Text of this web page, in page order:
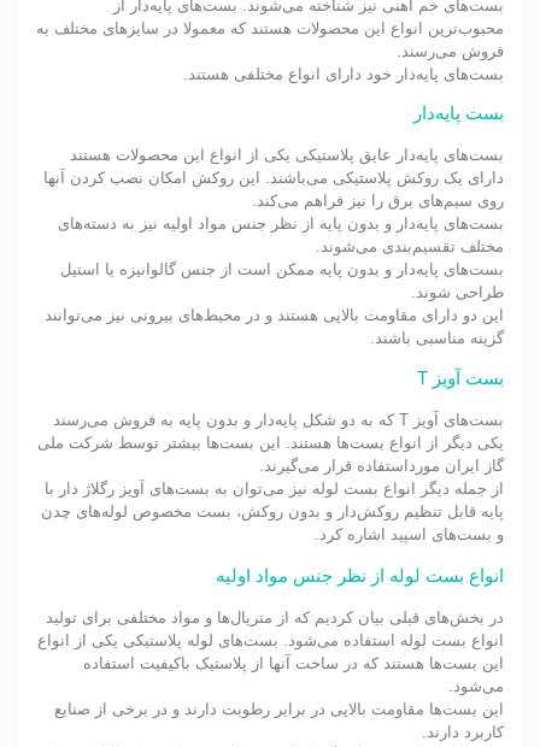
بست‌های خم آهنی نیز شناخته می‌شوند. بست‌های پایه‌دار از
محبوب‌ترین انواع این محصولات هستند که معمولا در سایزهای مختلف به
فروش می‌رسند.
بست‌های پایه‌دار خود دارای انواع مختلفی هستند.
بست‌ پایه‌دار
بست‌های پایه‌دار عایق پلاستیکی یکی از انواع این محصولات هستند
دارای یک روکش پلاستیکی می‌باشند. این روکش امکان نصب کردن آنها
روی سیم‌های برق را نیز فراهم می‌کند.
بست‌های پایه‌دار و بدون پایه از نظر جنس مواد اولیه نیز به دسته‌های
مختلف تقسیم‌بندی می‌شوند.
بست‌های پایه‌دار و بدون پایه ممکن است از جنس گالوانیزه یا استیل
طراحی شوند.
این دو دارای مقاومت بالایی هستند و در محیط‌های بیرونی نیز می‌توانند
گزینه مناسبی باشند.
بست‌ آویز T
بست‌های آویز T که به دو شکل پایه‌دار و بدون پایه به فروش می‌رسند
یکی دیگر از انواع بست‌ها هستند. این بست‌ها بیشتر توسط شرکت ملی
گاز ایران مورداستفاده قرار می‌گیرند.
از جمله دیگر انواع بست لوله نیز می‌توان به بست‌های آویز رگلاژ دار با
پایه قابل تنظیم روکش‌دار و بدون روکش، بست مخصوص لوله‌های چدن
و بست‌های اسپید اشاره کرد.
انواع بست لوله از نظر جنس مواد اولیه
در بخش‌های قبلی بیان کردیم که از متریال‌ها و مواد مختلفی برای تولید
انواع بست لوله استفاده می‌شود. بست‌های لوله پلاستیکی یکی از انواع
این بست‌ها هستند که در ساخت آنها از پلاستیک باکیفیت استفاده
می‌شود.
این بست‌ها مقاومت بالایی در برابر رطوبت دارند و در برخی از صنایع
کاربرد دارند.